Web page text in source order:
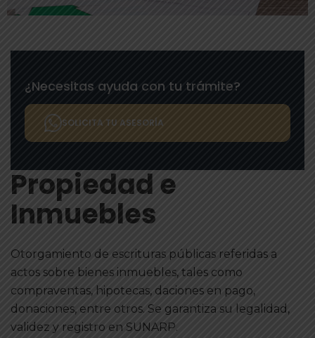
¿Necesitas ayuda con tu trámite?
SOLICITA TU ASESORÍA
Propiedad e
Inmuebles
Otorgamiento de escrituras públicas referidas a
actos sobre bienes inmuebles, tales como
compraventas, hipotecas, daciones en pago,
donaciones, entre otros. Se garantiza su legalidad,
validez y registro en SUNARP.